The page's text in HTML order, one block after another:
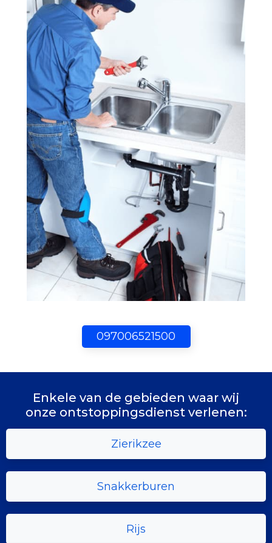
097006521500
Enkele van de gebieden waar wij
onze ontstoppingsdienst verlenen:
Zierikzee
Snakkerburen
Rijs